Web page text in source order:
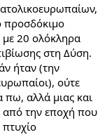
προσδόκιμο
με 20 ολόκληρα
στη Δύση.
ήταν (την
ούτε
πω, αλλά μιας και
από την εποχή που